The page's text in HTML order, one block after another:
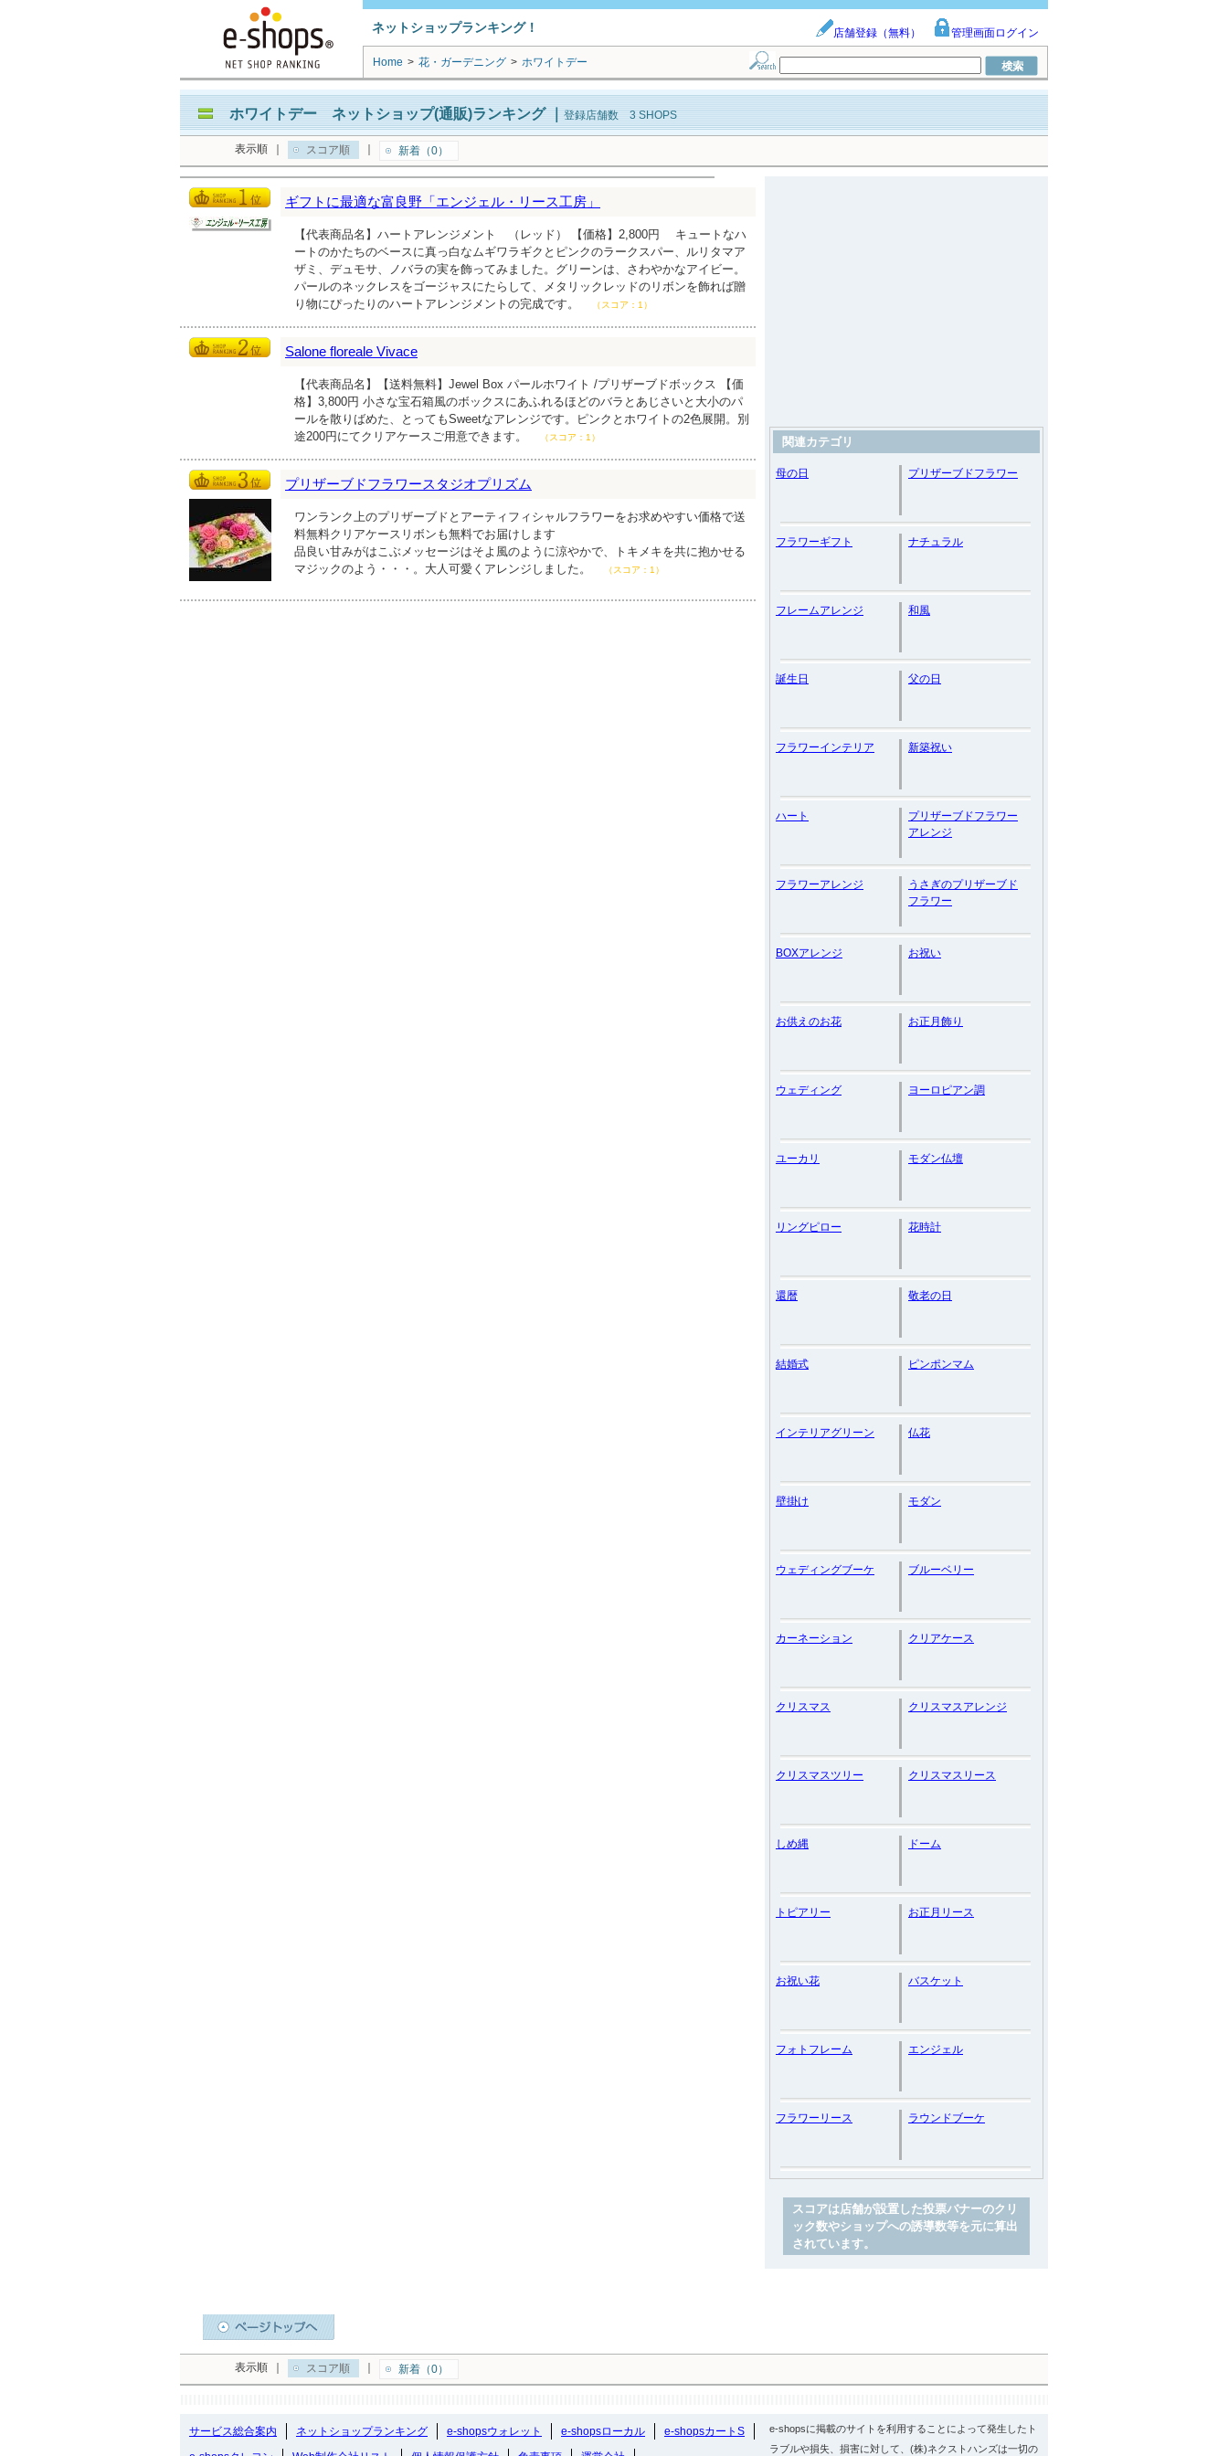
ネットショップランキング！ 店舗登録（無料） 管理画面ログイン
Home > 花・ガーデニング > ホワイトデー
ホワイトデー ネットショップ(通販)ランキング｜ 登録店舗数 3 SHOPS
表示順 スコア順 新着（0）
ギフトに最適な富良野「エンジェル・リース工房」
【代表商品名】ハートアレンジメント （レッド） 【価格】2,800円 キュートなハ
ートのかたちのベースに真っ白なムギワラギクとピンクのラークスパー、ルリタマア
ザミ、デュモサ、ノバラの実を飾ってみました。グリーンは、さわやかなアイビー。
パールのネックレスをゴージャスにたらして、メタリックレッドのリボンを飾れば贈
り物にぴったりのハートアレンジメントの完成です。
（スコア：1）
Salone floreale Vivace
【代表商品名】【送料無料】Jewel Box パールホワイト /プリザーブドボックス 【価
格】3,800円 小さな宝石箱風のボックスにあふれるほどのバラとあじさいと大小のパ
ールを散りばめた、とってもSweetなアレンジです。ピンクとホワイトの2色展開。別
途200円にてクリアケースご用意できます。
（スコア：1）
プリザーブドフラワースタジオプリズム
ワンランク上のプリザーブドとアーティフィシャルフラワーをお求めやすい価格で送
料無料クリアケースリボンも無料でお届けします
品良い甘みがはこぶメッセージはそよ風のように涼やかで、トキメキを共に抱かせる
マジックのよう・・・。大人可愛くアレンジしました。
（スコア：1）
関連カテゴリ
母の日 プリザーブドフラワー
フラワーギフト ナチュラル
フレームアレンジ 和風
誕生日 父の日
フラワーインテリア 新築祝い
ハート
プリザーブドフラワー
アレンジ
フラワーアレンジ
うさぎのプリザーブド
フラワー
BOXアレンジ お祝い
お供えのお花 お正月飾り
ウェディング ヨーロピアン調
ユーカリ モダン仏壇
リングピロー 花時計
還暦 敬老の日
結婚式 ピンポンマム
インテリアグリーン 仏花
壁掛け モダン
ウェディングブーケ ブルーベリー
カーネーション クリアケース
クリスマス クリスマスアレンジ
クリスマスツリー クリスマスリース
しめ縄 ドーム
トピアリー お正月リース
お祝い花 バスケット
フォトフレーム エンジェル
フラワーリース ラウンドブーケ
スコアは店舗が設置した投票バナーのクリ
ック数やショップへの誘導数等を元に算出
されています。
表示順 スコア順 新着（0）
サービス総合案内 ネットショップランキング e-shopsウォレット e-shopsローカル
e-shopsカートS
e-shopsに掲載のサイトを利用することによって発生したト
ラブルや損失、損害に対して、(株)ネクストハンズは一切の